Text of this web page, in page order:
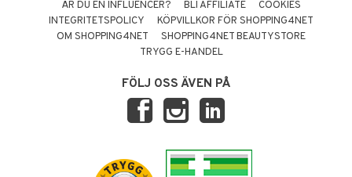
ÄR DU EN INFLUENCER?
BLI AFFILIATE
COOKIES
INTEGRITETSPOLICY
KÖPVILLKOR FÖR SHOPPING4NET
OM SHOPPING4NET
SHOPPING4NET BEAUTYSTORE
TRYGG E-HANDEL
FÖLJ OSS ÄVEN PÅ